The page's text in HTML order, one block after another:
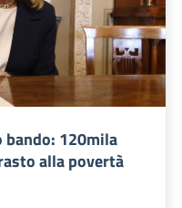
bando: 120mila
alla povertà